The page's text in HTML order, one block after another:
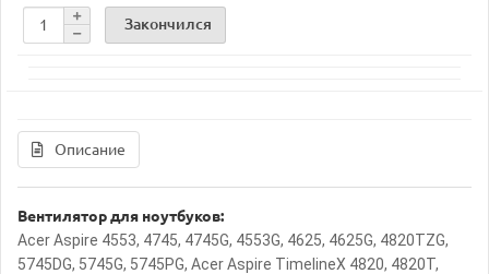
Закончился
Описание
Вентилятор для ноутбуков:
Acer Aspire 4553, 4745, 4745G, 4553G, 4625, 4625G, 4820TZG,
5745DG, 5745G, 5745PG, Acer Aspire TimelineX 4820, 4820T,